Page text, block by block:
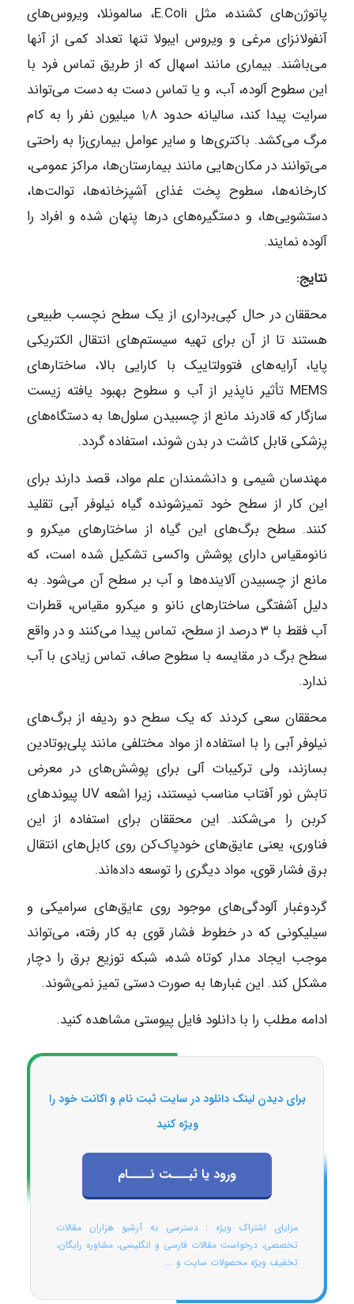
پاتوژن‌های کشنده، مثل E.Coli، سالمونلا، ویروس‌های
آنفولانزای مرغی و ویروس ایبولا تنها تعداد کمی از آنها
می‌باشند. بیماری مانند اسهال که از طریق تماس فرد با
این سطوح آلوده، آب، و یا تماس دست به‌ دست می‌تواند
سرایت پیدا کند، سالیانه حدود ۱٫۸ میلیون نفر را به کام
مرگ می‌کشد. باکتری‌ها و سایر عوامل بیماری‌زا به راحتی
می‌توانند در مکان‌هایی مانند بیمارستان‌ها، مراکز عمومی،
کارخانه‌ها، سطوح پخت غذای آشپزخانه‌ها، توالت‌ها،
دستشویی‌ها، و دستگیره‌های درها پنهان شده و افراد را
آلوده نمایند.
نتایج:
محققان در حال کپی‌برداری از یک سطح نچسب طبیعی
هستند تا از آن برای تهیه سیستم‌های انتقال الکتریکی
پایا، آرایه‌های فتوولتاییک با کارایی بالا، ساختارهای
MEMS تأثیر ناپذیر از آب و سطوح بهبود‌ یافته زیست‌
سازگار که قادرند مانع از چسبیدن سلول‌ها به دستگاه‌های
پزشکی قابل کاشت در بدن شوند، استفاده گردد.
مهندسان شیمی و دانشمندان علم مواد، قصد دارند برای
این کار از سطح خود تمیز‌شونده گیاه نیلوفر آبی تقلید
کنند. سطح برگ‌های این گیاه از ساختارهای میکرو و
نانومقیاس دارای پوشش واکسی تشکیل شده است، که
مانع از چسبیدن آلاینده‌ها و آب بر سطح آن می‌شود. به
دلیل آشفتگی ساختارهای نانو و میکرو مقیاس، قطرات
آب فقط با ۳ درصد از سطح، تماس پیدا می‌کنند و در واقع
سطح برگ در مقایسه با سطوح صاف، تماس زیادی با آب
ندارد.
محققان سعی کردند که یک سطح دو ردیفه از برگ‌های
نیلوفر آبی را با استفاده از مواد مختلفی مانند پلی‌بوتادین
بسازند، ولی ترکیبات آلی برای پوشش‌های در معرض
تابش نور آفتاب مناسب نیستند، زیرا اشعه UV پیوندهای
کربن را می‌شکند. این محققان برای استفاده از این
فناوری، یعنی عایق‌های خودپاک‌کن روی کابل‌های انتقال
برق فشار قوی، مواد دیگری را توسعه داده‌اند.
گردوغبار آلودگی‌های موجود روی عایق‌های سرامیکی و
سیلیکونی که در خطوط فشار قوی به کار رفته، می‌تواند
موجب ایجاد مدار کوتاه شده، شبکه توزیع برق را دچار
مشکل کند. این غبارها به صورت دستی تمیز نمی‌شوند.
ادامه مطلب را با دانلود فایل پیوستی مشاهده کنید.
برای دیدن لینک دانلود در سایت ثبت نام و اکانت خود را
ویژه کنید
ورود یا ثبـــت نــــام
مزایای اشتراک ویژه : دسترسی به آرشیو هزاران مقالات
تخصصی، درخواست مقالات فارسی و انگلیسی، مشاوره رایگان،
تخفیف ویژه محصولات سایت و ...